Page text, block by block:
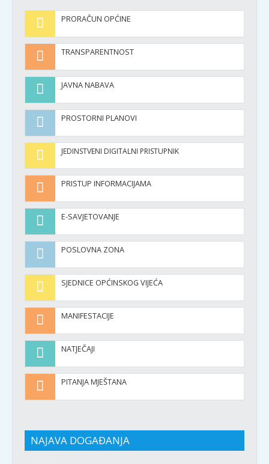
PRORAČUN OPĆINE
TRANSPARENTNOST
JAVNA NABAVA
PROSTORNI PLANOVI
JEDINSTVENI DIGITALNI PRISTUPNIK
PRISTUP INFORMACIJAMA
E-SAVJETOVANJE
POSLOVNA ZONA
SJEDNICE OPĆINSKOG VIJEĆA
MANIFESTACIJE
NATJEČAJI
PITANJA MJEŠTANA
NAJAVA DOGAĐANJA